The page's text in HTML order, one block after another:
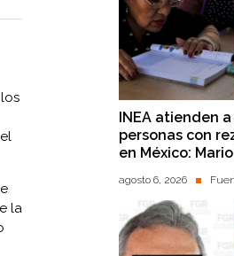
la
INEA atienden
personas con
en México:
agosto 6, 2026